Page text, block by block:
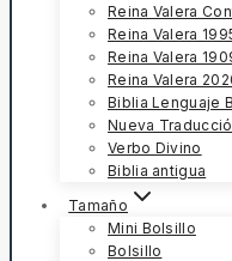
Reina Valera
Reina Valera
Reina Valera
Reina Valera
Biblia Lenguaje
Nueva
Verbo Divino
Biblia antigua
Tamaño
Mini Bolsillo
Bolsillo